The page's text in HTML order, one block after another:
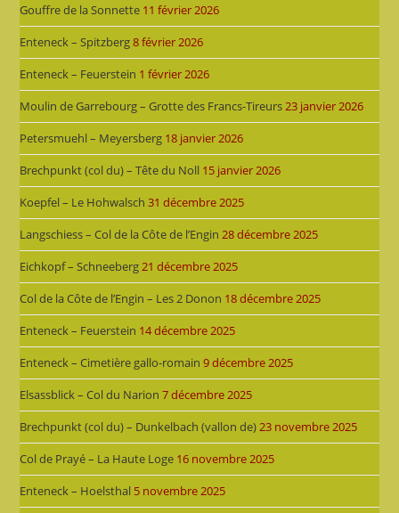
Gouffre de la Sonnette 11 février 2026
Enteneck – Spitzberg8 février 2026
Enteneck – Feuerstein 1 février 2026
Moulin de Garrebourg – Grotte des Francs-Tireurs 23 janvier 2026
Petersmuehl – Meyersberg 18 janvier 2026
Brechpunkt (col du) – Tête du Noll 15 janvier 2026
Koepfel – Le Hohwalsch 31 décembre 2025
Langschiess – Col de la Côte de l’Engin 28 décembre 2025
Eichkopf – Schneeberg 21 décembre 2025
Col de la Côte de l’Engin – Les 2 Donon 18 décembre 2025
Enteneck – Feuerstein 14 décembre 2025
Enteneck – Cimetière gallo-romain 9 décembre 2025
Elsassblick – Col du Narion 7 décembre 2025
Brechpunkt (col du) – Dunkelbach (vallon de) 23 novembre 2025
Col de Prayé – La Haute Loge 16 novembre 2025
Enteneck – Hoelsthal 5 novembre 2025